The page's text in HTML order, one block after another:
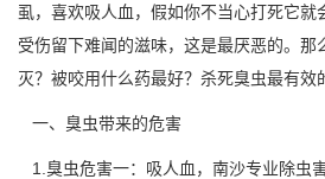
虱，喜欢吸人血，假如你不当心打死它就
受伤留下难闻的滋味，这是最厌恶的。那
灭？被咬用什么药最好？杀死臭虫最有效
一、臭虫带来的危害
1.臭虫危害一：吸人血， 南沙专业除虫